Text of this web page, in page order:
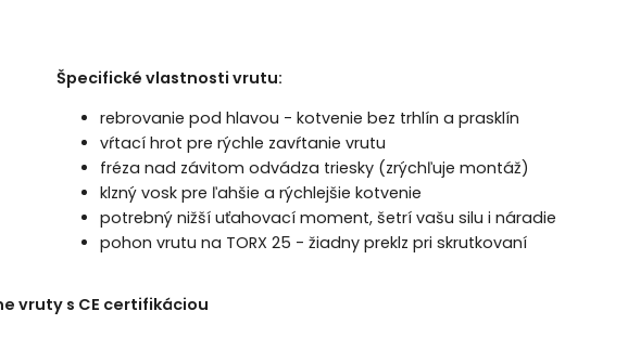
Špecifické vlastnosti vrutu:
rebrovanie pod hlavou - kotvenie bez trhlín a prasklín
vŕtací hrot pre rýchle zavŕtanie vrutu
fréza nad závitom odvádza triesky (zrýchľuje montáž)
klzný vosk pre ľahšie a rýchlejšie kotvenie
potrebný nižší uťahovací moment, šetrí vašu silu i náradie
pohon vrutu na TORX 25 - žiadny preklz pri skrutkovaní
vruty s CE certifikáciou